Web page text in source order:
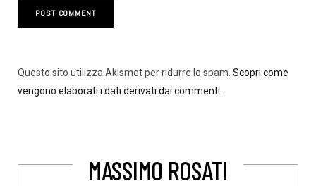
Questo sito utilizza Akismet per ridurre lo spam. Scopri come
vengono elaborati i dati derivati dai commenti
MASSIMO ROSATI